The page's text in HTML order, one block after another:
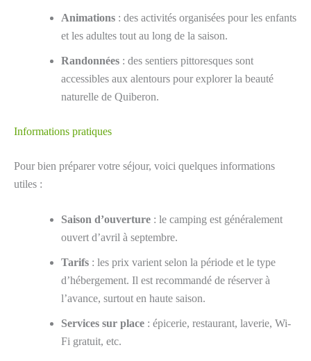
Animations : des activités organisées pour les enfants
et les adultes tout au long de la saison.
Randonnées : des sentiers pittoresques sont
accessibles aux alentours pour explorer la beauté
naturelle de Quiberon.
Informations pratiques
Pour bien préparer votre séjour, voici quelques informations
utiles :
Saison d’ouverture : le camping est généralement
ouvert d’avril à septembre.
Tarifs : les prix varient selon la période et le type
d’hébergement. Il est recommandé de réserver à
l’avance, surtout en haute saison.
Services sur place : épicerie, restaurant, laverie, Wi-
Fi gratuit, etc.